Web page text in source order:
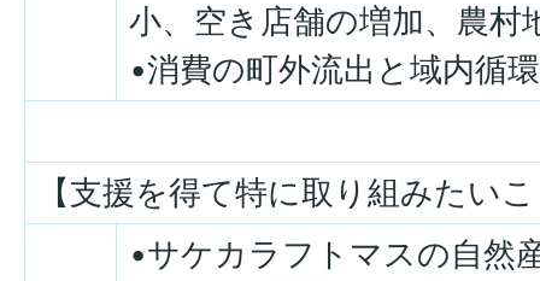
小、空き店舗の増加、農村
•消費の町外流出と域内循
【支援を得て特に取り組みたい
•サケカラフトマスの自然